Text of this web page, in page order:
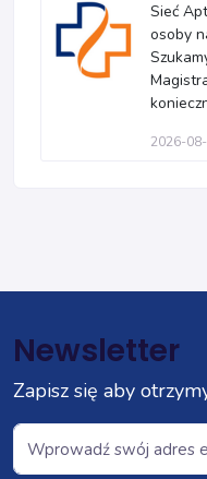
Sieć
osoby
2026-
Newsletter
Zapisz się aby